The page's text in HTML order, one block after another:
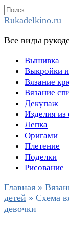
Перейти
к
Search
for:
Rukadelkino.ru
Все виды
Вышивка
Выкройки
Вязание
Вязание
Декупаж
Изделия из
Лепка
Оригами
Плетение
Поделки
Рисование
Главная »
детей » Схема
девочки